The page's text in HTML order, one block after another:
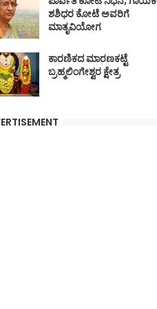
ಶಶಿಧರ ಕೋಟೆ ಅವರಿಗೆ
ಮಾತೃವಿಯೋಗ
ಕಾರಣಿಕದ ಮಾರಣಕಟ್ಟೆ
ಬ್ರಹ್ಮಲಿಂಗೇಶ್ವರ ಕ್ಷೇತ್ರ